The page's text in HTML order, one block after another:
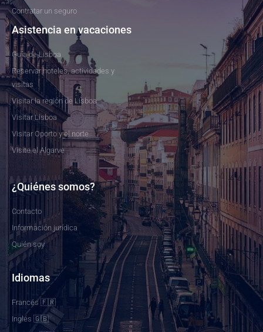
Contratar un seguro
Asistencia en vacaciones
Guía de Lisboa
Reservar hoteles, actividades y
visitas
Visitar la región de Lisboa
Visitar Lisboa
Visitar Oporto y el norte
Visite el Algarve
¿Quiénes somos?
Contacto
Información jurídica
Quién soy
Idiomas
Francés 🇫🇷
Inglés 🇬🇧